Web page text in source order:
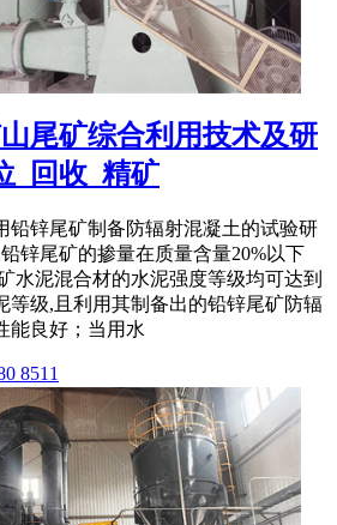
尾矿综合利用技术及研
_回收_精矿
铅锌尾矿制备防辐射混凝土的试验研
锌尾矿的掺量在质量含量20%以下
水泥混合材的水泥强度等级均可达到
等级,且利用其制备出的铅锌尾矿防辐
能良好；当用水
8511